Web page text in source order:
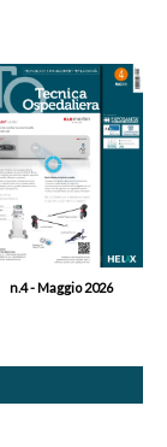
n.4 - Maggio 2026